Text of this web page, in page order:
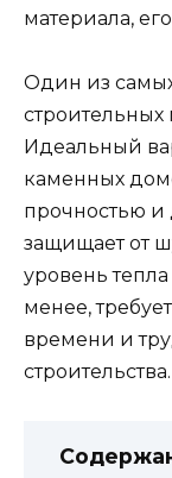
материала,
Один из
строительных
Идеальный
каменных
прочностью и
защищает от
уровень
менее,
времени и
строительства.